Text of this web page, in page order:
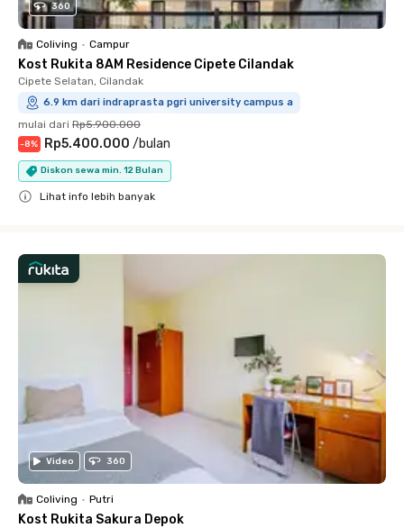
360
Coliving • Campur
Kost Rukita 8AM Residence Cipete Cilandak
Cipete Selatan, Cilandak
6.9 km dari indraprasta pgri university campus a
mulai dari Rp5.900.000
-8% Rp5.400.000 /bulan
Diskon sewa min. 12 Bulan
Lihat info lebih banyak
Video 360
Coliving • Putri
Kost Rukita Sakura Depok